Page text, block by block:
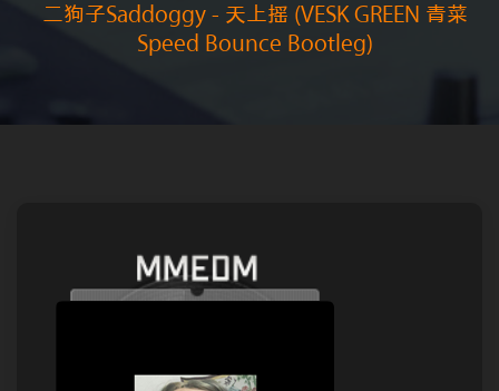
二狗子Saddoggy - 天上摇 (VESK GREEN 青菜
Speed Bounce Bootleg)